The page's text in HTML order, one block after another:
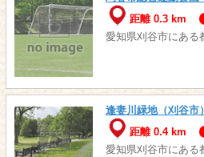
距離 0.3 km
愛知県刈谷市にある
逢妻川緑地（刈谷市）
距離 0.4 km
愛知県刈谷市にある